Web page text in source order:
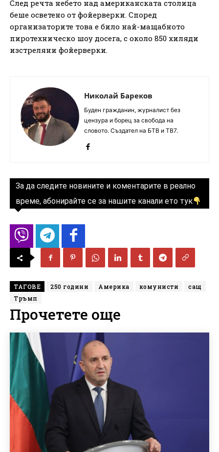
След речта небето над американската столица
беше осветено от фойерверки. Според
организаторите това е било най-мащабното
пиротехническо шоу досега, с около 850 хиляди
изстреляни фойерверки.
Николай Бареков
Буден гражданин, журналист без
цензура и борец за свобода на
словото. Създател на БТВ и ТВ7.
За да следите новините и коментарите в реално
време, абонирайте се за нашите канали ето тук
ТАГОВЕ 250 години Америка комунисти
сащ
Тръмп
Прочетете още